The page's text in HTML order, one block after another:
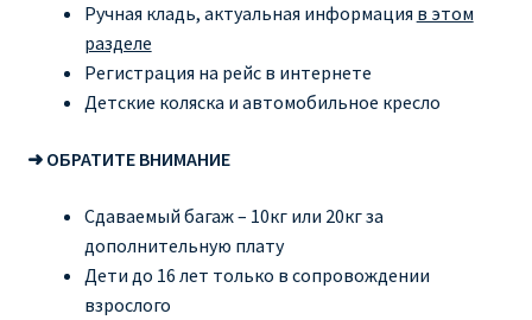
Ручная кладь, актуальная информация в этом
разделе
Регистрация на рейс в интернете
Детские коляска и автомобильное кресло
➜ ОБРАТИТЕ ВНИМАНИЕ
Сдаваемый багаж – 10кг или 20кг за
дополнительную плату
Дети до 16 лет только в сопровождении
взрослого